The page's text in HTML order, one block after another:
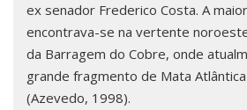
ex senador Frederico Costa. A
encontrava-se na vertente
da Barragem do Cobre, onde
grande fragmento de Mata Atlântica
(Azevedo, 1998).